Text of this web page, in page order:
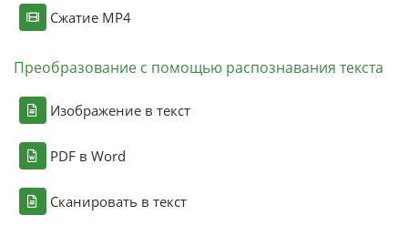
Сжатие MP4
Преобразование с помощью распознавания текста
Изображение в текст
PDF в Word
Сканировать в текст